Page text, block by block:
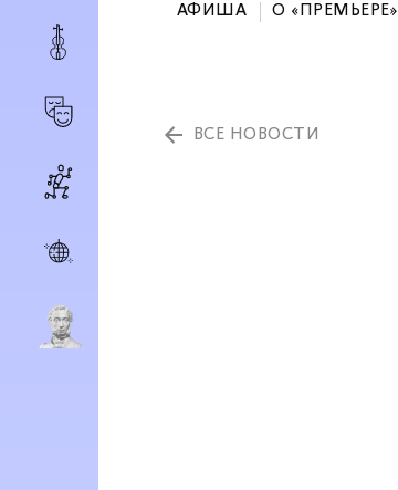
АФИША О «ПРЕМЬЕРЕ»
ВСЕ НОВОСТИ